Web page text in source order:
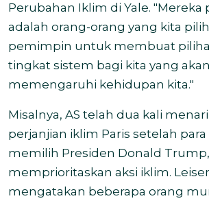
Perubahan Iklim di Yale. "Mereka
adalah orang-orang yang kita
pemimpin untuk membuat
tingkat sistem bagi kita yang
memengaruhi kehidupan kita."
Misalnya, AS telah dua kali
perjanjian iklim Paris setelah
memilih Presiden Donald
memprioritaskan aksi iklim.
mengatakan beberapa orang